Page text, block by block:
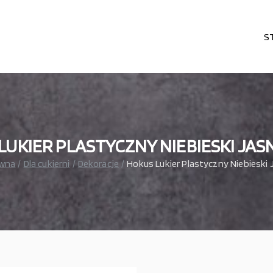
PLASTYCZNY NIEBIESKI
Dla cukierni Dekoracje Hokus Lukier Plastyczny Niebieski